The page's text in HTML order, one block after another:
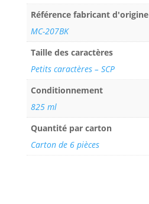
Référence fabricant d'origine
MC-207BK
Taille des caractères
Petits caractères – SCP
Conditionnement
825 ml
Quantité par carton
Carton de 6 pièces